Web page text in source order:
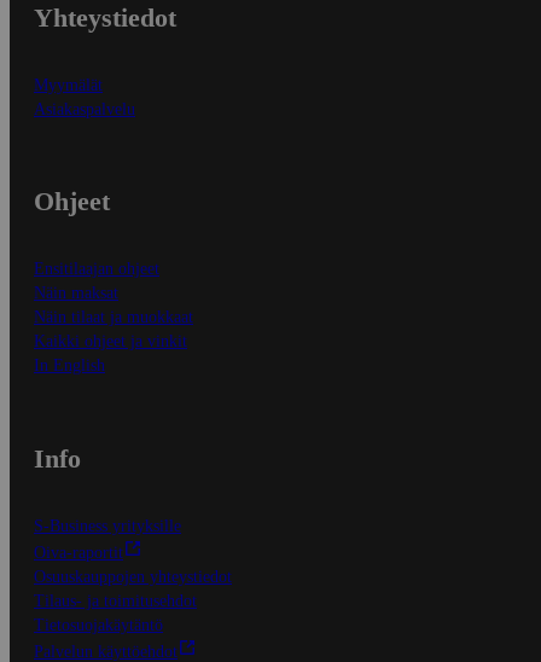
Yhteystiedot
Myymälät
Asiakaspalvelu
Ohjeet
Ensitilaajan ohjeet
Näin maksat
Näin tilaat ja muokkaat
Kaikki ohjeet ja vinkit
In English
Info
S-Business yrityksille
Oiva-raportit
Osuuskauppojen yhteystiedot
Tilaus- ja toimitusehdot
Tietosuojakäytäntö
Palvelun käyttöehdot